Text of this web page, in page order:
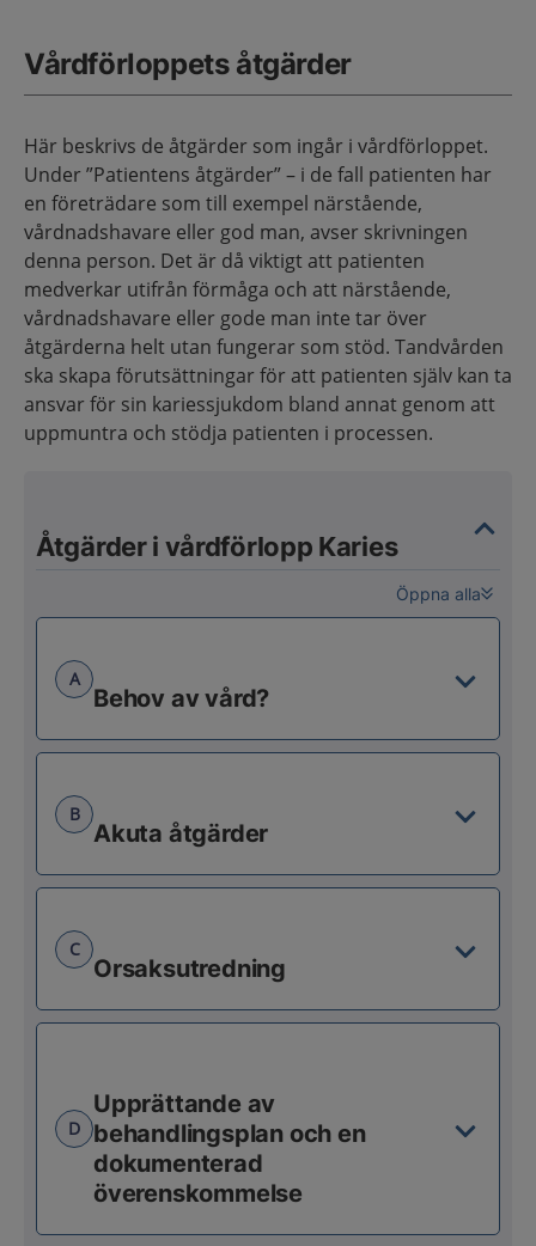
Vårdförloppets åtgärder
Här beskrivs de åtgärder som ingår i vårdförloppet.
Under ”Patientens åtgärder” – i de fall patienten har
en företrädare som till exempel närstående,
vårdnadshavare eller god man, avser skrivningen
denna person. Det är då viktigt att patienten
medverkar utifrån förmåga och att närstående,
vårdnadshavare eller gode man inte tar över
åtgärderna helt utan fungerar som stöd. Tandvården
ska skapa förutsättningar för att patienten själv kan ta
ansvar för sin kariessjukdom bland annat genom att
uppmuntra och stödja patienten i processen.
Åtgärder i vårdförlopp Karies
Öppna alla
A
Behov av vård?
B
Akuta åtgärder
C
Orsaksutredning
D
Upprättande av
behandlingsplan och en
dokumenterad
överenskommelse